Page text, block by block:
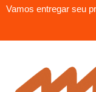
Vamos entregar seu